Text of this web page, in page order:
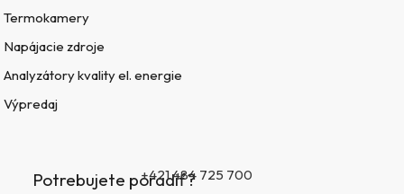
Termokamery
Napájacie zdroje
Analyzátory kvality el. energie
Výpredaj
Potrebujete poradiť?+421 484 725 700